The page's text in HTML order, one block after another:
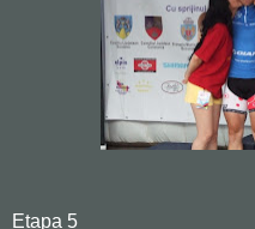
Etapa 5